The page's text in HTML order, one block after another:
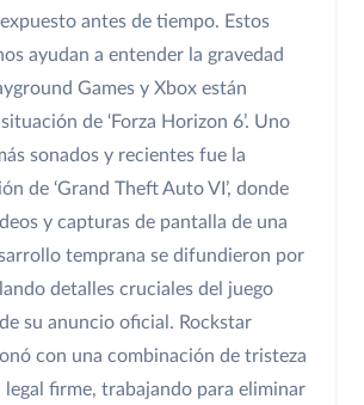
antes de tiempo. Estos
ayudan a entender la gravedad
Games y Xbox están
de ‘Forza Horizon 6’. Uno
sonados y recientes fue la
de ‘Grand Theft Auto VI’, donde
y capturas de pantalla de una
temprana se difundieron por
detalles cruciales del juego
su anuncio oficial. Rockstar
con una combinación de tristeza
legal firme, trabajando para eliminar